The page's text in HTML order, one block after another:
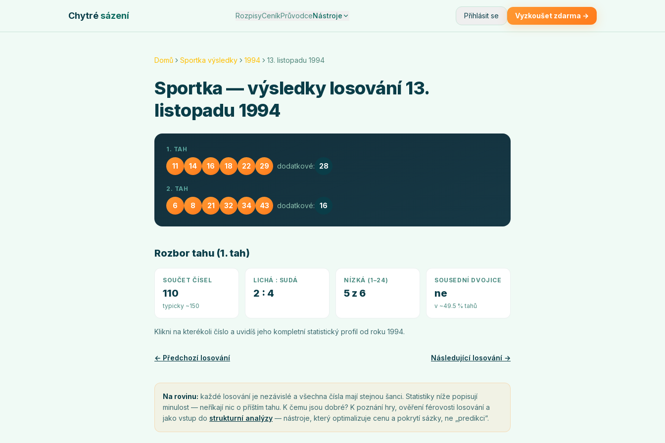
Chytrésázení RozpisyCeníkPrůvodceNástroje Přihlásit se Vyzkoušet zdarma →
Domů Sportka výsledky 1994 13. listopadu 1994
Sportka— výsledky losování13.
listopadu 1994
1. TAH
11 14 16 18 22 29 dodatkové: 28
2. TAH
6 8 21 32 34 43 dodatkové: 16
Rozbor tahu (1. tah)
SOUČET ČÍSEL
110
typicky ~150
LICHÁ : SUDÁ
2 : 4
NÍZKÁ (1–24)
5 z 6
SOUSEDNÍ DVOJICE
ne
v ~49.5 % tahů
Klikni na kterékoli číslo a uvidíš jeho kompletní statistický profil od roku 1994.
← Předchozí losování Následující losování →
Na rovinu: každé losování je nezávislé a všechna čísla mají stejnou šanci. Statistiky níže popisují
minulost — neříkají nic o příštím tahu. K čemu jsou dobré? K poznání hry, ověření férovosti losování a
jako vstup do strukturní analýzy — nástroje, který optimalizuje cenu a pokrytí sázky, ne „predikci“.